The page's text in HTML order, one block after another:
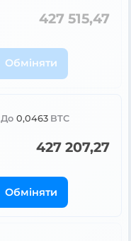
427 515,47
Обміняти
До 0,0463 BTC
427 207,27
Обміняти